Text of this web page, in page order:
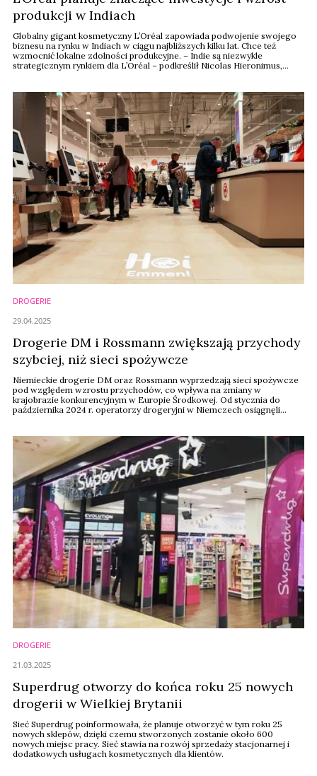
produkcji w Indiach
Globalny gigant kosmetyczny L’Oréal zapowiada podwojenie swojego
biznesu na rynku w Indiach w ciągu najbliższych kilku lat. Chce też
wzmocnić lokalne zdolności produkcyjne. – Indie są niezwykle
strategicznym rynkiem dla L’Oréal – podkreślił Nicolas Hieronimus,
i przemysłu Indii, we ...
DROGERIE
Drogerie DM i Rossmann zwiększają przychody
szybciej, niż sieci spożywcze
Niemieckie drogerie DM oraz Rossmann wyprzedzają sieci spożywcze
pod względem wzrostu przychodów, co wpływa na zmiany w
krajobrazie konkurencyjnym w Europie Środkowej. Od stycznia do
października 2024 r. operatorzy drogeryjni w Niemczech osiągnęli
zanotowali wzrost o 3,3 proc.
29.04.2025
DROGERIE
Superdrug otworzy do końca roku 25 nowych
drogerii w Wielkiej Brytanii
Sieć Superdrug poinformowała, że ​​planuje otworzyć w tym roku 25
nowych sklepów, dzięki czemu stworzonych zostanie około 600
nowych miejsc pracy. Sieć stawia na rozwój sprzedaży stacjonarnej i
dodatkowych usługach kosmetycznych dla klientów.
21.03.2025